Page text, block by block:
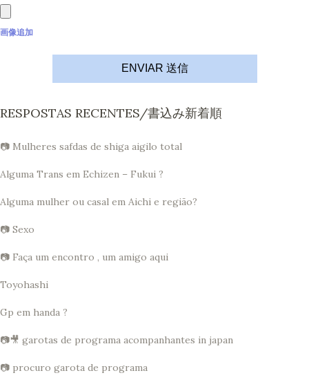
画像追加
ENVIAR 送信
RESPOSTAS RECENTES/書込み新着順
📷 Mulheres safdas de shiga aigilo total
Alguma Trans em Echizen – Fukui ?
Alguma mulher ou casal em Aichi e região?
📷 Sexo
📷 Faça um encontro , um amigo aqui
Toyohashi
Gp em handa ?
📷🎥 garotas de programa acompanhantes in japan
📷 procuro garota de programa